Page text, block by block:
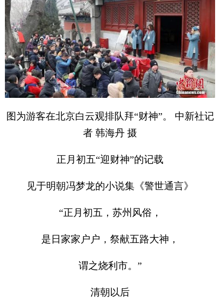
图为游客在北京白云观排队拜“财神”。 中新社记
者 韩海丹 摄
正月初五“迎财神”的记载
见于明朝冯梦龙的小说集《警世通言》
“正月初五，苏州风俗，
是日家家户户，祭献五路大神，
谓之烧利市。”
清朝以后